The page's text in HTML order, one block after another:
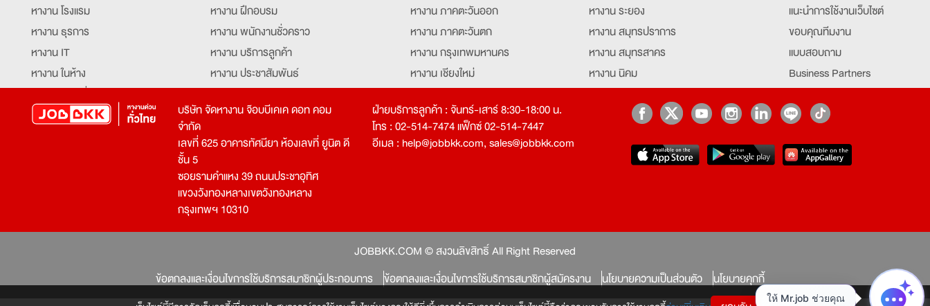
หางาน โรงแรม
หางาน ธุรการ
หางาน IT
หางาน ในห้าง
หางาน ท่องเที่ยว
หางาน จัดซื้อ
หางาน เจ้าหน้าที่รักษาความปลอดภัย
โปรแกรมเมอร์
หางาน ฝึกอบรม
หางาน พนักงานชั่วคราว
หางาน บริการลูกค้า
หางาน ประชาสัมพันธ์
หางาน รับโทรศัพท์
หางาน ประสานงาน
หางาน จองตั๋ว
หางาน กุ๊ก
หางาน นักศึกษาฝึกงาน
หางาน Mobile Application
Developer
บริการสรรหาพนักงาน
บริษัทจัดหางาน
หางาน ภาคตะวันออก
หางาน ภาคตะวันตก
หางาน กรุงเทพมหานคร
หางาน เชียงใหม่
หางาน ฉะเชิงเทรา
หางาน ระยอง
หางาน สมุทรปราการ
หางาน สมุทรสาคร
หางาน นิคม
หางานอยุธยา
แนะนำการใช้งานเว็บไซต์
ขอบคุณทีมงาน
แบบสอบถาม
Business Partners
Partner มหาวิทยาลัย
Job Index
job
บริษัท จัดหางาน จ๊อบบีเคเค ดอท คอม
จำกัด
เลขที่ 625 อาคารทัศนียา ห้องเลขที่ ยูนิต ดี
ชั้น 5
ซอยรามคำแหง 39 ถนนประชาอุทิศ
แขวงวังทองหลางเขตวังทองหลาง
กรุงเทพฯ 10310
ฝ่ายบริการลูกค้า : จันทร์-เสาร์ 8:30-18:00 น.
โทร : 02-514-7474 แฟ็กซ์ 02-514-7447
อีเมล : help@jobbkk.com,sales@jobbkk.com
JOBBKK.COM © สงวนลิขสิทธิ์ All Right Reserved
ข้อตกลงและเงื่อนไขการใช้บริการสมาชิกผู้ประกอบการ
ข้อตกลงและเงื่อนไขการใช้บริการสมาชิกผู้สมัครงาน นโยบายความเป็นส่วนตัว
นโยบายคุกกี้